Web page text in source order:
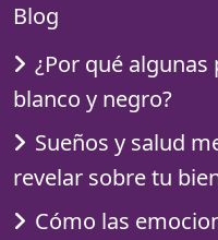
Blog
¿Por qué
blanco y negro?
Sueños y salud
revelar sobre tu
Cómo las